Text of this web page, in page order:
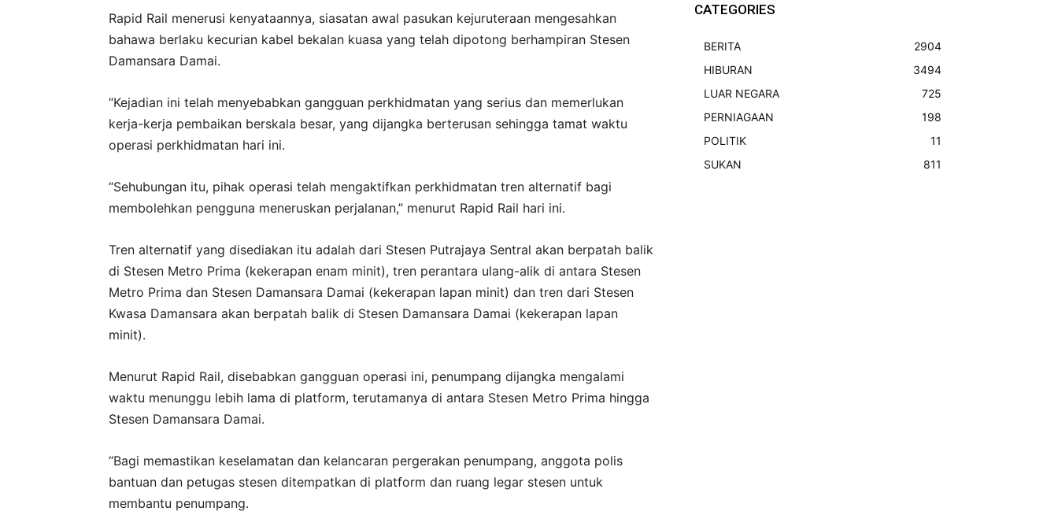
Rapid Rail menerusi kenyataannya, siasatan awal pasukan kejuruteraan mengesahkan
bahawa berlaku kecurian kabel bekalan kuasa yang telah dipotong berhampiran Stesen
Damansara Damai.
“Kejadian ini telah menyebabkan gangguan perkhidmatan yang serius dan memerlukan
kerja-kerja pembaikan berskala besar, yang dijangka berterusan sehingga tamat waktu
operasi perkhidmatan hari ini.
“Sehubungan itu, pihak operasi telah mengaktifkan perkhidmatan tren alternatif bagi
membolehkan pengguna meneruskan perjalanan,” menurut Rapid Rail hari ini.
Tren alternatif yang disediakan itu adalah dari Stesen Putrajaya Sentral akan berpatah balik
di Stesen Metro Prima (kekerapan enam minit), tren perantara ulang-alik di antara Stesen
Metro Prima dan Stesen Damansara Damai (kekerapan lapan minit) dan tren dari Stesen
Kwasa Damansara akan berpatah balik di Stesen Damansara Damai (kekerapan lapan
minit).
Menurut Rapid Rail, disebabkan gangguan operasi ini, penumpang dijangka mengalami
waktu menunggu lebih lama di platform, terutamanya di antara Stesen Metro Prima hingga
Stesen Damansara Damai.
“Bagi memastikan keselamatan dan kelancaran pergerakan penumpang, anggota polis
bantuan dan petugas stesen ditempatkan di platform dan ruang legar stesen untuk
membantu penumpang.
CATEGORIES
BERITA
2904
HIBURAN
3494
LUAR NEGARA
725
PERNIAGAAN
198
POLITIK
11
SUKAN
811